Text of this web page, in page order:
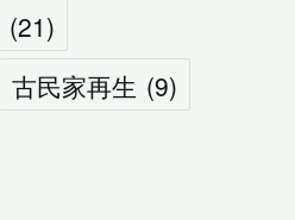
(21)
古民家再生 (9)